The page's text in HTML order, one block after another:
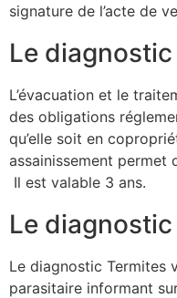
signature de l’acte de
Le
L’évacuation et le
des obligations
qu’elle soit en
assainissement permet
Il est valable 3 ans.
Le
Le diagnostic Termites
parasitaire informant